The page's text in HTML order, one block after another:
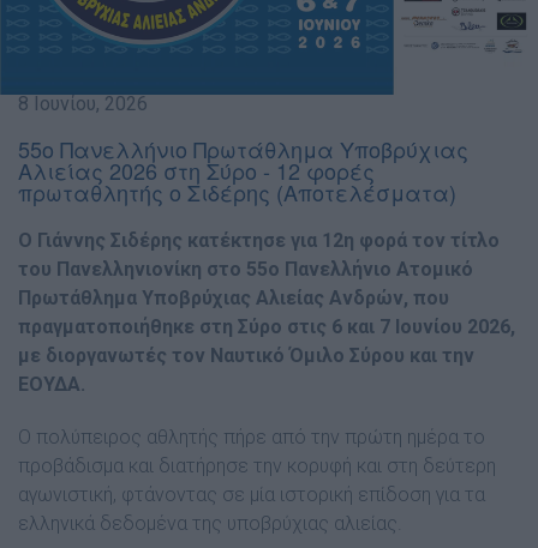
8 Ιουνίου, 2026
55ο Πανελλήνιο Πρωτάθλημα Υποβρύχιας
Αλιείας 2026 στη Σύρο - 12 φορές
πρωταθλητής ο Σιδέρης (Αποτελέσματα)
Ο Γιάννης Σιδέρης κατέκτησε για 12η φορά τον τίτλο
του Πανελληνιονίκη στο 55ο Πανελλήνιο Ατομικό
Πρωτάθλημα Υποβρύχιας Αλιείας Ανδρών, που
πραγματοποιήθηκε στη Σύρο στις 6 και 7 Ιουνίου 2026,
με διοργανωτές τον Ναυτικό Όμιλο Σύρου και την
ΕΟΥΔΑ.
Ο πολύπειρος αθλητής πήρε από την πρώτη ημέρα το
προβάδισμα και διατήρησε την κορυφή και στη δεύτερη
αγωνιστική, φτάνοντας σε μία ιστορική επίδοση για τα
ελληνικά δεδομένα της υποβρύχιας αλιείας.